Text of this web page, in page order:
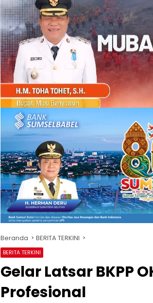
Beranda BERITA TERKINI
BERITA TERKINI
Gelar Latsar BKPP
Profesional